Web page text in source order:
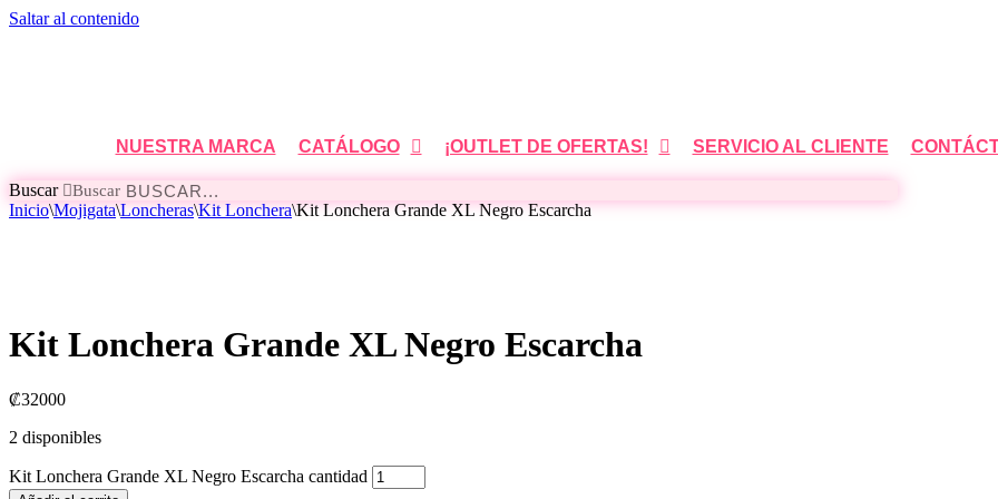
Saltar al contenido
NUESTRA MARCA CATÁLOGO ¡OUTLET DE OFERTAS! SERVICIO AL CLIENTE
Buscar Buscar
Inicio\Mojigata\Loncheras\Kit Lonchera\Kit Lonchera Grande XL Negro Escarcha
Kit Lonchera Grande XL Negro Escarcha
₡32000
2 disponibles
Kit Lonchera Grande XL Negro Escarcha cantidad